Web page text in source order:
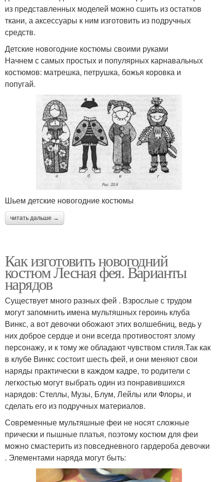
из представленных моделей можно сшить из остатков
ткани, а аксессуары к ним изготовить из подручных
средств.
Детские новогодние костюмы своими руками
Начнем с самых простых и популярных карнавальных
костюмов: матрешка, петрушка, божья коровка и
попугай.
Шьем детские новогодние костюмы
читать дальше →
Как изготовить новогодний
костюм Лесная фея. Варианты
нарядов
Существует много разных фей . Взрослые с трудом
могут запомнить имена мультяшных героинь клуба
Винкс, а вот девочки обожают этих волшебниц, ведь у
них доброе сердце и они всегда противостоят злому
персонажу, и к тому же обладают чувством стиля.Так как
в клубе Винкс состоит шесть фей, и они меняют свои
наряды практически в каждом кадре, то родители с
легкостью могут выбрать один из понравившихся
нарядов: Стеллы, Музы, Блум, Лейлы или Флоры, и
сделать его из подручных материалов.
Современные мультяшные феи не носят сложные
прически и пышные платья, поэтому костюм для феи
можно смастерить из повседневного гардероба девочки
. Элементами наряда могут быть: